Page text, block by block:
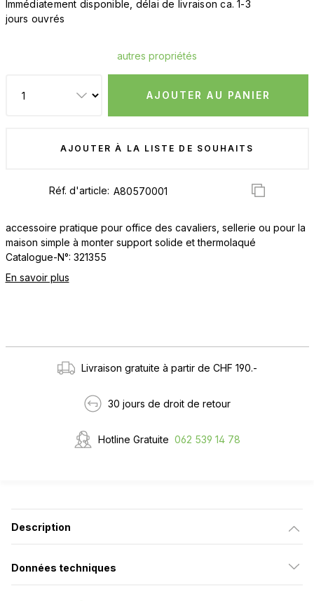
Immédiatement disponible, délai de livraison ca. 1-3
jours ouvrés
autres propriétés
AJOUTER AU PANIER
AJOUTER À LA LISTE DE SOUHAITS
Réf. d'article:
accessoire pratique pour office des cavaliers, sellerie ou pour la
maison simple à monter support solide et thermolaqué
Catalogue-N°: 321355
En savoir plus
Livraison gratuite à partir de CHF 190.-
30 jours de droit de retour
Hotline Gratuite 062 539 14 78
Description
Données techniques